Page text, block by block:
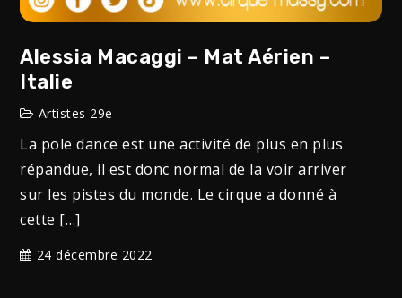
Alessia Macaggi – Mat Aérien –
Italie
Artistes 29e
La pole dance est une activité de plus en plus
répandue, il est donc normal de la voir arriver
sur les pistes du monde. Le cirque a donné à
cette […]
24 décembre 2022